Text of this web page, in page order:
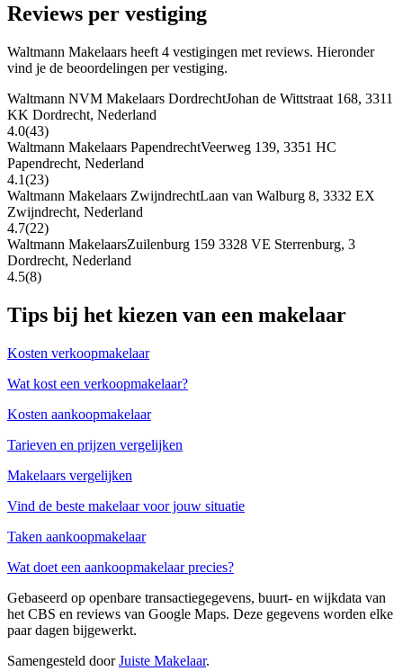
Reviews per vestiging
Waltmann Makelaars heeft 4 vestigingen met reviews. Hieronder
vind je de beoordelingen per vestiging.
Waltmann NVM Makelaars DordrechtJohan de Wittstraat 168, 3311
KK Dordrecht, Nederland
4.0(43)
Waltmann Makelaars PapendrechtVeerweg 139, 3351 HC
Papendrecht, Nederland
4.1(23)
Waltmann Makelaars ZwijndrechtLaan van Walburg 8, 3332 EX
Zwijndrecht, Nederland
4.7(22)
Waltmann MakelaarsZuilenburg 159 3328 VE Sterrenburg, 3
Dordrecht, Nederland
4.5(8)
Tips bij het kiezen van een makelaar
Kosten verkoopmakelaar
Wat kost een verkoopmakelaar?
Kosten aankoopmakelaar
Tarieven en prijzen vergelijken
Makelaars vergelijken
Vind de beste makelaar voor jouw situatie
Taken aankoopmakelaar
Wat doet een aankoopmakelaar precies?
Gebaseerd op openbare transactiegegevens, buurt- en wijkdata van
het CBS en reviews van Google Maps. Deze gegevens worden elke
paar dagen bijgewerkt.
Samengesteld doorJuiste Makelaar.